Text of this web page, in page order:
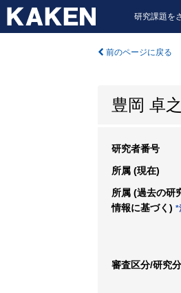
研究課題を
前のページに戻る
豊岡 卓之
研究者番号
所属 (現在)
所属 (過去の研
情報に基づく) *
審査区分/研究